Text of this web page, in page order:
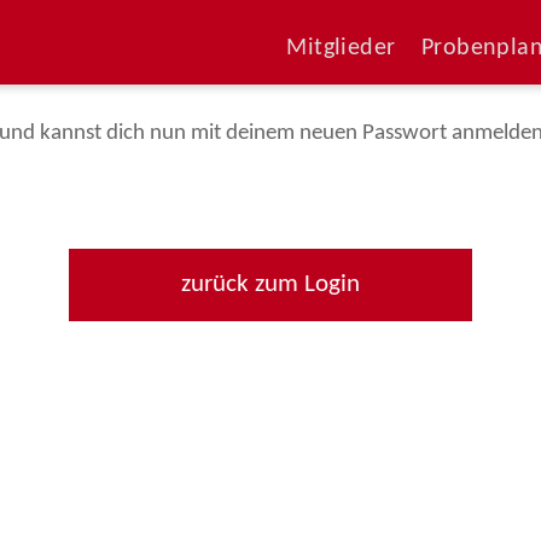
Mitglieder Probenplan
dein Passwort erfolgreich
kannst dich nun mit deinem neuen Passwort anmelden
zurück zum Login